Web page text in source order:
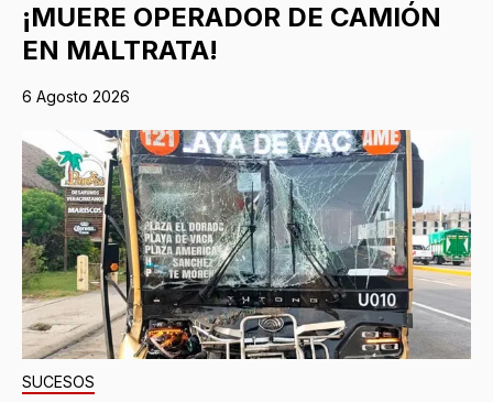
¡MUERE OPERADOR DE CAMIÓN
EN MALTRATA!
6 Agosto 2026
SUCESOS